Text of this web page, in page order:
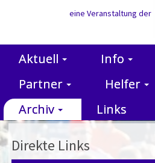
eine Veranstaltung der
Aktuell Info
Partner
Helfer
Archiv
Links
Direkte Links